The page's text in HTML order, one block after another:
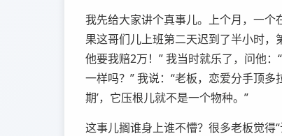
我先给大家讲个真事儿。上个月，一
果这哥们儿上班第二天迟到了半小时，
他要我赔2万！” 我当时就乐了，问他
一样吗？” 我说：“老板，恋爱分手顶多
期’，它压根儿就不是一个物种。”
这事儿搁谁身上谁不懵？很多老板觉得